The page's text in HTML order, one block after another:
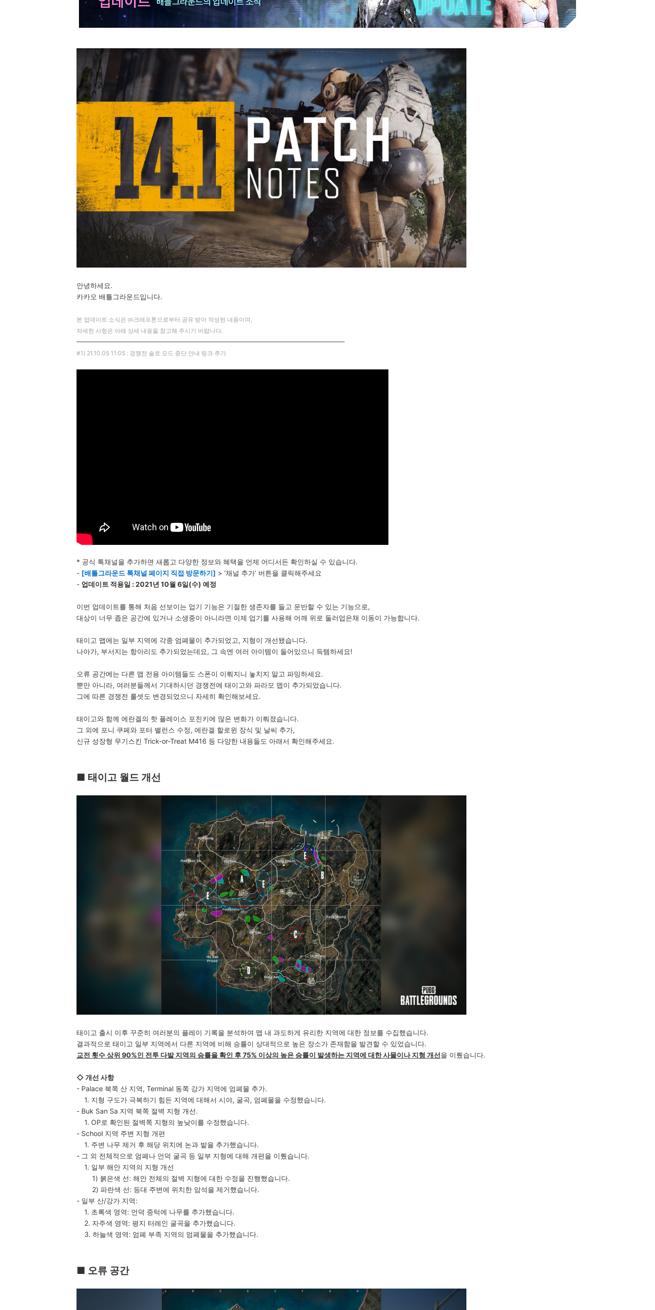
안녕하세요.
카카오 배틀그라운드입니다.
본 업데이트 소식은 ㈜크래프톤으로부터 공유 받아 작성된 내용이며,
자세한 사항은 아래 상세 내용을 참고해 주시기 바랍니다.
───────────────────────────────────────────────────────
#1) 21.10.05 11:05 : 경쟁전 솔로 모드 중단 안내 링크 추가
* 공식 톡채널을 추가하면 새롭고 다양한 정보와 혜택을 언제 어디서든 확인하실 수 있습니다.
- [배틀그라운드 톡채널 페이지 직접 방문하기] > ‘채널 추가’ 버튼을 클릭해주세요
- 업데이트 적용일 : 2021년 10월 6일(수) 예정
이번 업데이트를 통해 처음 선보이는 업기 기능은 기절한 생존자를 들고 운반할 수 있는 기능으로,
대상이 너무 좁은 공간에 있거나 소생중이 아니라면 이제 업기를 사용해 어깨 위로 둘러업은채 이동이 가능합니다.
태이고 맵에는 일부 지역에 각종 엄폐물이 추가되었고, 지형이 개선됐습니다.
나아가, 부서지는 항아리도 추가되었는데요, 그 속엔 여러 아이템이 들어있으니 득템하세요!
오류 공간에는 다른 맵 전용 아이템들도 스폰이 이뤄지니 놓치지 말고 파밍하세요.
뿐만 아니라, 여러분들께서 기대하시던 경쟁전에 태이고와 파라모 맵이 추가되었습니다.
그에 따른 경쟁전 룰셋도 변경되었으니 자세히 확인해보세요.
태이고와 함께 에란겔의 핫 플레이스 포친키에 많은 변화가 이뤄졌습니다.
그 외에 포니 쿠페와 포터 밸런스 수정, 에란겔 할로윈 장식 및 날씨 추가,
신규 성장형 무기스킨 Trick-or-Treat M416 등 다양한 내용들도 아래서 확인해주세요.
■ 태이고 월드 개선
태이고 출시 이후 꾸준히 여러분의 플레이 기록을 분석하여 맵 내 과도하게 유리한 지역에 대한 정보를 수집했습니다.
결과적으로 태이고 일부 지역에서 다른 지역에 비해 승률이 상대적으로 높은 장소가 존재함을 발견할 수 있었습니다.
교전 횟수 상위 90%인 전투 다발 지역의 승률을 확인 후 75% 이상의 높은 승률이 발생하는 지역에 대한 사물이나 지형 개선을 이뤘습니다.
◇ 개선 사항
- Palace 북쪽 산 지역, Terminal 동쪽 강가 지역에 엄폐물 추가.
1. 지형 구도가 극복하기 힘든 지역에 대해서 시야, 굴곡, 엄폐물을 수정했습니다.
- Buk San Sa 지역 북쪽 절벽 지형 개선.
1. OP로 확인된 절벽쪽 지형의 높낮이를 수정했습니다.
- School 지역 주변 지형 개편
1. 주변 나무 제거 후 해당 위치에 논과 밭을 추가했습니다.
- 그 외 전체적으로 엄폐나 언덕 굴곡 등 일부 지형에 대해 개편을 이뤘습니다.
1. 일부 해안 지역의 지형 개선
1) 붉은색 선: 해안 전체의 절벽 지형에 대한 수정을 진행했습니다.
2) 파란색 선: 등대 주변에 위치한 암석을 제거했습니다.
- 일부 산/강가 지역:
1. 초록색 영역: 언덕 중턱에 나무를 추가했습니다.
2. 자주색 영역: 평지 터레인 굴곡을 추가했습니다.
3. 하늘색 영역: 엄폐 부족 지역의 엄폐물을 추가했습니다.
■ 오류 공간